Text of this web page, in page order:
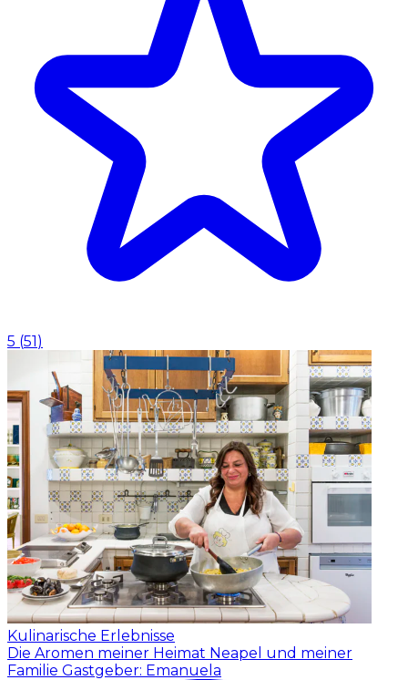
5 (51)
Kulinarische Erlebnisse
Die Aromen meiner Heimat Neapel und meiner
Familie Gastgeber: Emanuela